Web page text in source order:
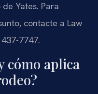
Yates. Para
contacte a Law
7747.
cómo aplica